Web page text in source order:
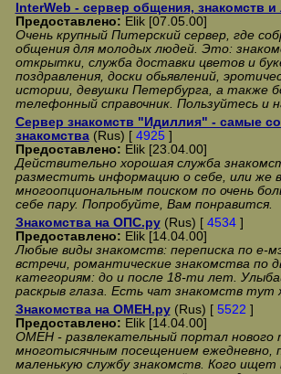
InterWeb - сервер общения, знакомств
Предоставлено: Elik [07.05.00]
Очень крупный Питерский сервер, где
общения для молодых людей. Это:
открытки, служба доставки цветов и
поздравления, доски обьявлений,
истории, девушки Петербурга, а также
телефонный справочник. Пользуйтесь и
Сервер знакомств "Идиллия" - самые
знакомства(Rus) [ 4925 ]
Предоставлено: Elik [23.04.00]
Действительно хорошая служба
разместить информацию о себе, или же
многоопциональным поиском по очень
себе пару. Попробуйте, Вам понравится.
Знакомства на ОПС.ру(Rus) [ 4534]
Предоставлено: Elik [14.04.00]
Любые виды знакомств: переписка по е-
встречи, романтические знакомства по
категориям: до и после 18-ти лет.
раскрыв глаза. Есть чат знакомств тут
Знакомства на ОМЕН.ру(Rus) [ 5522 ]
Предоставлено: Elik [14.04.00]
ОМЕН - развлекательный портал нового
многотысячным посещением ежедневно,
маленькую службу знакомств. Кого